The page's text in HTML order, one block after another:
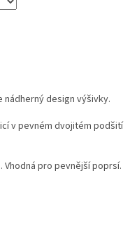
nádherný design výšivky.
v pevném dvojitém podšití
pro pevnější poprsí.